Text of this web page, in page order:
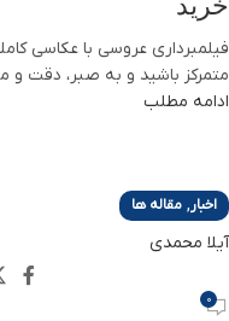
فیلمبرداری عروسی با عکاسی
متمرکز باشید و به صبر، دقت و
ادامه مطلب
اخبار, مقاله ها
آیلا محمدی
0